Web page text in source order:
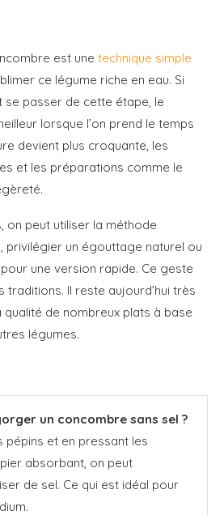
est une technique simple
ce légume riche en eau. Si
se passer de cette étape, le
lorsque l’on prend le temps
devient plus croquante, les
et les préparations comme le
on peut utiliser la méthode
privilégier un égouttage naturel ou
une version rapide. Ce geste
traditions. Il reste aujourd’hui très
de nombreux plats à base
légumes.
un concombre sans sel ?
pépins et en pressant les
absorbant, on peut
de sel. Ce qui est idéal pour